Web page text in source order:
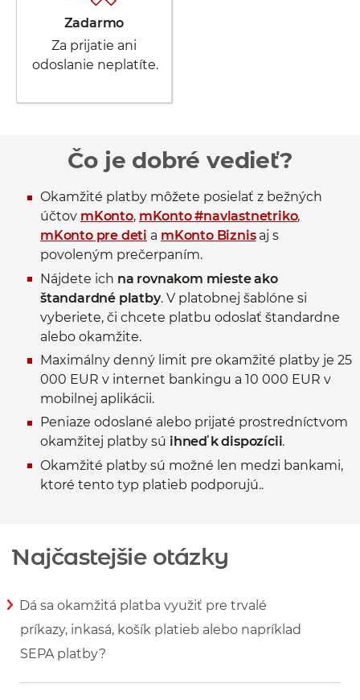
Zadarmo
Za prijatie ani
odoslanie neplatíte.
Čo je dobré vedieť?
Okamžité platby môžete posielať z bežných
účtov mKonto, mKonto #navlastnetriko,
mKonto pre deti a mKonto Biznisaj s
povoleným prečerpaním.
Nájdete ich na rovnakom mieste ako
štandardné platby. V platobnej šablóne si
vyberiete, či chcete platbu odoslať štandardne
alebo okamžite.
Maximálny denný limit pre okamžité platby je 25
000 EUR v internet bankingu a 10 000 EUR v
mobilnej aplikácii.
Peniaze odoslané alebo prijaté prostredníctvom
okamžitej platby sú ihneď k dispozícii.
Okamžité platby sú možné len medzi bankami,
ktoré tento typ platieb podporujú..
Najčastejšie otázky
Dá sa okamžitá platba využiť pre trvalé
príkazy, inkasá, košík platieb alebo napríklad
SEPA platby?